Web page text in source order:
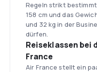
Regeln strikt
158 cm und das
und 32 kg in der
dürfen.
Reiseklassen bei
France
Air France stellt ein